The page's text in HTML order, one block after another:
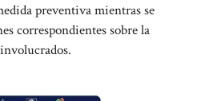
preventiva mientras se
correspondientes sobre la